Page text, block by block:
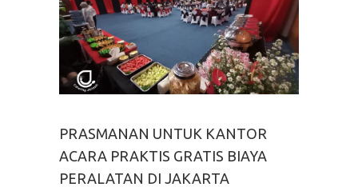
PRASMANAN UNTUK KANTOR
ACARA PRAKTIS GRATIS BIAYA
PERALATAN DI JAKARTA